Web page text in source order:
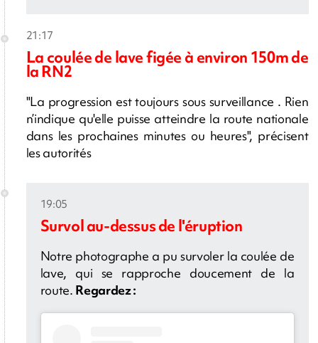
21:17
La coulée de lave figée à environ 150m de
la RN2
"La progression est toujours sous surveillance . Rien
n’indique qu'elle puisse atteindre la route nationale
dans les prochaines minutes ou heures", précisent
les autorités
19:05
Survol au-dessus de l'éruption
Notre photographe a pu survoler la coulée de
lave, qui se rapproche doucement de la
route. Regardez :